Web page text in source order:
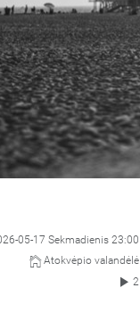
05-17 Sekmadienis 23:00
Atokvėpio valandėlė
2